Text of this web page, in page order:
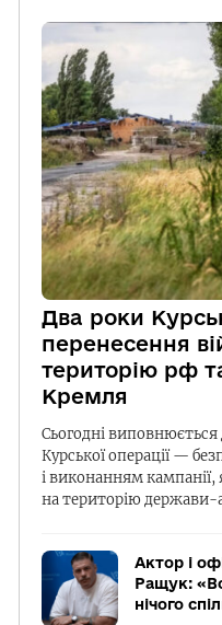
Два роки
перенесення
територію рф
Кремля
Сьогодні виповнюється
Курської операції —
і виконанням кампанії,
на територію держави-
Актор і
Ращук:
нічого